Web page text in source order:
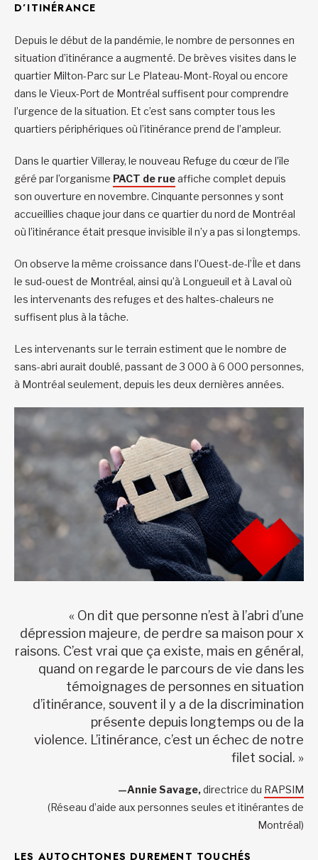
D’ITINÉRANCE
Depuis le début de la pandémie, le nombre de personnes en
situation d’itinérance a augmenté. De brèves visites dans le
quartier Milton-Parc sur Le Plateau-Mont-Royal ou encore
dans le Vieux-Port de Montréal suffisent pour comprendre
l’urgence de la situation. Et c’est sans compter tous les
quartiers périphériques où l’itinérance prend de l’ampleur.
Dans le quartier Villeray, le nouveau Refuge du cœur de l’île
géré par l’organisme PACT de rueaffiche complet depuis
son ouverture en novembre. Cinquante personnes y sont
accueillies chaque jour dans ce quartier du nord de Montréal
où l’itinérance était presque invisible il n’y a pas si longtemps.
On observe la même croissance dans l’Ouest-de-l’Île et dans
le sud-ouest de Montréal, ainsi qu’à Longueuil et à Laval où
les intervenants des refuges et des haltes-chaleurs ne
suffisent plus à la tâche.
Les intervenants sur le terrain estiment que le nombre de
sans-abri aurait doublé, passant de 3 000 à 6 000 personnes,
à Montréal seulement, depuis les deux dernières années.
« On dit que personne n’est à l’abri d’une
dépression majeure, de perdre sa maison pour x
raisons. C’est vrai que ça existe, mais en général,
quand on regarde le parcours de vie dans les
témoignages de personnes en situation
d’itinérance, souvent il y a de la discrimination
présente depuis longtemps ou de la
violence. L’itinérance, c’est un échec de notre
filet social. »
—Annie Savage,directrice du RAPSIM
(Réseau d’aide aux personnes seules et itinérantes de
Montréal)
LES AUTOCHTONES DUREMENT TOUCHÉS